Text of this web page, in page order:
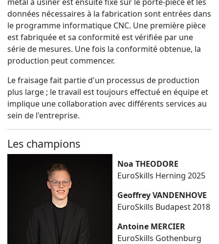
données nécessaires à la fabrication sont entrées dans
le programme informatique CNC. Une première pièce
est fabriquée et sa conformité est vérifiée par une
série de mesures. Une fois la conformité obtenue, la
production peut commencer.
Le fraisage fait partie d'un processus de production
plus large ; le travail est toujours effectué en équipe et
implique une collaboration avec différents services au
sein de l'entreprise.
Les champions
Noa THEODORE
EuroSkills Herning 2025
Geoffrey VANDENHOVE
EuroSkills Budapest 2018
Antoine MERCIER
EuroSkills Gothenburg